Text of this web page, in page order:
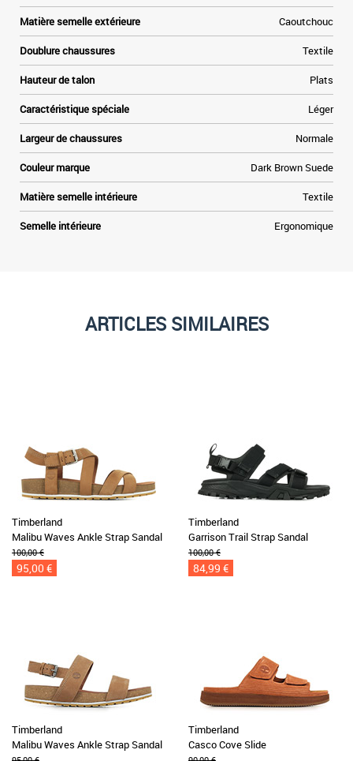
Matière semelle extérieure Caoutchouc
Doublure chaussures Textile
Hauteur de talon Plats
Caractéristique spéciale Léger
Largeur de chaussures Normale
Couleur marque Dark Brown Suede
Matière semelle intérieure Textile
Semelle intérieure Ergonomique
ARTICLES SIMILAIRES
Timberland
Malibu Waves Ankle Strap Sandal
100,00 €
95,00 €
Timberland
Garrison Trail Strap Sandal
100,00 €
84,99 €
Timberland
Malibu Waves Ankle Strap Sandal
Timberland
Casco Cove Slide